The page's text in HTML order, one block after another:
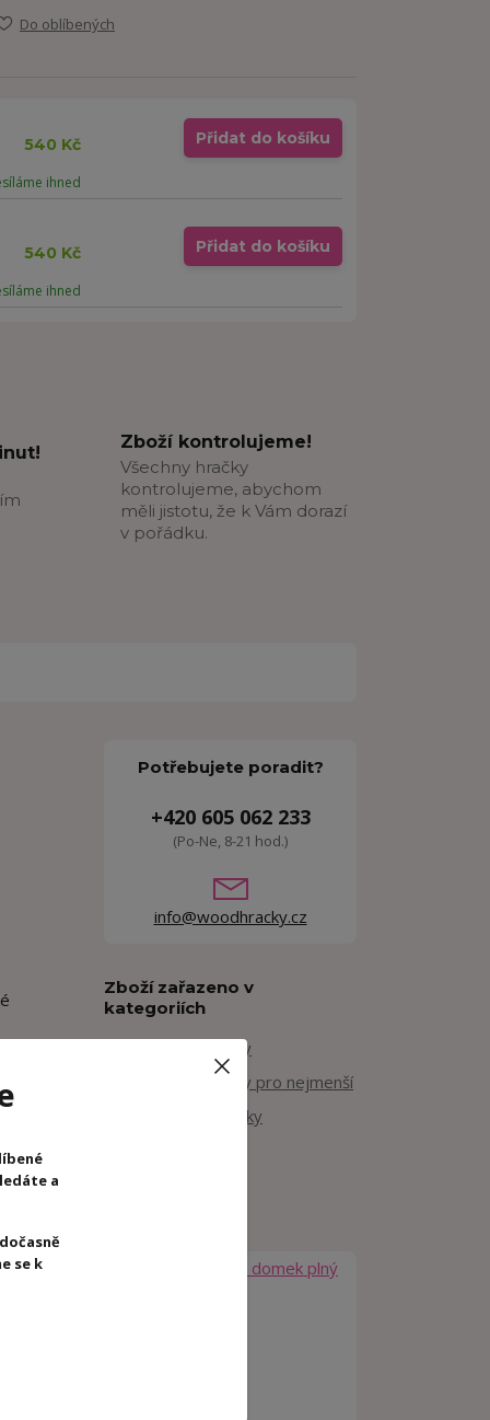
Do oblíbených
540 Kč
ihned
Přidat do košíku
540 Kč
ihned
Přidat do košíku
Zboží kontrolujeme!
Všechny hračky
kontrolujeme, abychom
měli jistotu, že k Vám dorazí
v pořádku.
Potřebujete poradit?
+420 605 062 233
(Po-Ne, 8-21 hod.)
info@woodhracky.cz
Zboží zařazeno v
kategoriích
Dřevěné hračky
Dřevěné hračky pro nejmenší
Motorické hračky
a
se k